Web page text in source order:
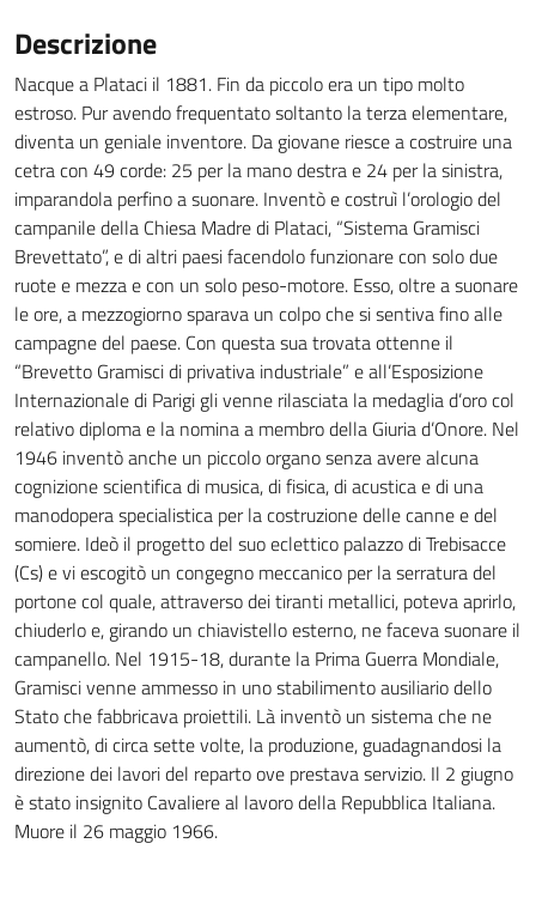
Descrizione
Nacque a Plataci il 1881. Fin da piccolo era un tipo molto
estroso. Pur avendo frequentato soltanto la terza elementare,
diventa un geniale inventore. Da giovane riesce a costruire una
cetra con 49 corde: 25 per la mano destra e 24 per la sinistra,
imparandola perfino a suonare. Inventò e costruì l’orologio del
campanile della Chiesa Madre di Plataci, “Sistema Gramisci
Brevettato”, e di altri paesi facendolo funzionare con solo due
ruote e mezza e con un solo peso-motore. Esso, oltre a suonare
le ore, a mezzogiorno sparava un colpo che si sentiva fino alle
campagne del paese. Con questa sua trovata ottenne il
“Brevetto Gramisci di privativa industriale” e all’Esposizione
Internazionale di Parigi gli venne rilasciata la medaglia d’oro col
relativo diploma e la nomina a membro della Giuria d’Onore. Nel
1946 inventò anche un piccolo organo senza avere alcuna
cognizione scientifica di musica, di fisica, di acustica e di una
manodopera specialistica per la costruzione delle canne e del
somiere. Ideò il progetto del suo eclettico palazzo di Trebisacce
(Cs) e vi escogitò un congegno meccanico per la serratura del
portone col quale, attraverso dei tiranti metallici, poteva aprirlo,
chiuderlo e, girando un chiavistello esterno, ne faceva suonare il
campanello. Nel 1915-18, durante la Prima Guerra Mondiale,
Gramisci venne ammesso in uno stabilimento ausiliario dello
Stato che fabbricava proiettili. Là inventò un sistema che ne
aumentò, di circa sette volte, la produzione, guadagnandosi la
direzione dei lavori del reparto ove prestava servizio. Il 2 giugno
è stato insignito Cavaliere al lavoro della Repubblica Italiana.
Muore il 26 maggio 1966.